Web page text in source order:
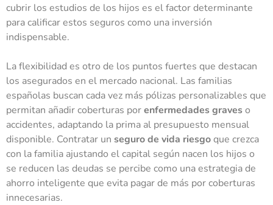
cubrir los estudios de los hijos es el factor determinante
para calificar estos seguros como una inversión
indispensable.
La flexibilidad es otro de los puntos fuertes que destacan
los asegurados en el mercado nacional. Las familias
españolas buscan cada vez más pólizas personalizables que
permitan añadir coberturas porenfermedades graveso
accidentes, adaptando la prima al presupuesto mensual
disponible. Contratar un seguro de vida riesgoque crezca
con la familia ajustando el capital según nacen los hijos o
se reducen las deudas se percibe como una estrategia de
ahorro inteligente que evita pagar de más por coberturas
innecesarias.